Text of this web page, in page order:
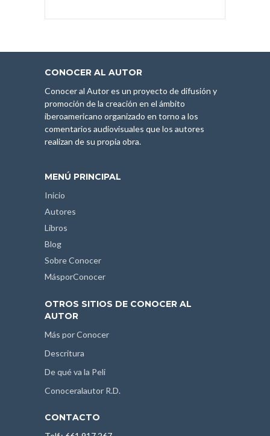
CONOCER AL AUTOR
Conocer al Autor es un proyecto de difusión y
promoción de la creación en el ámbito
iberoamericano organizado en torno a los
comentarios audiovisuales que los autores
realizan de su propia obra.
MENÚ PRINCIPAL
Inicio
Autores
Libros
Blog
Sobre Conocer
MásporConocer
OTROS SITIOS DE CONOCER AL
AUTOR
Más por Conocer
Descritura
De qué va la Peli
Conoceralautor R.D.
CONTACTO